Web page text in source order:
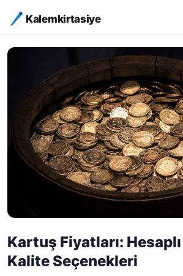
Kalemkirtasiye
Kartuş Fiyatları:
Kalite Seçenekleri